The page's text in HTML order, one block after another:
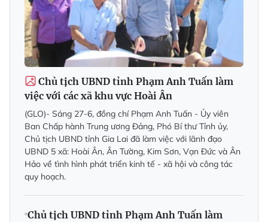
Chủ tịch UBND tỉnh Phạm Anh Tuấn làm
việc với các xã khu vực Hoài Ân
(GLO)- Sáng 27-6, đồng chí Phạm Anh Tuấn - Ủy viên
Ban Chấp hành Trung ương Đảng, Phó Bí thư Tỉnh ủy,
Chủ tịch UBND tỉnh Gia Lai đã làm việc với lãnh đạo
UBND 5 xã: Hoài Ân, Ân Tường, Kim Sơn, Vạn Đức và Ân
Hảo về tình hình phát triển kinh tế - xã hội và công tác
quy hoạch.
Chủ tịch UBND tỉnh Phạm Anh Tuấn làm